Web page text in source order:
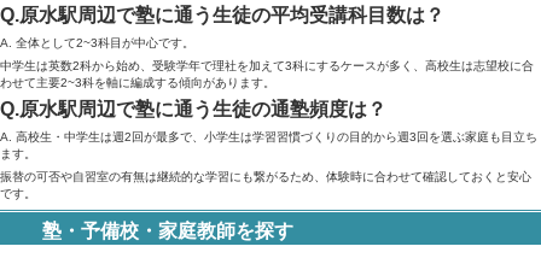
Q.原水駅周辺で塾に通う生徒の平均受講科目数は？
A. 全体として2~3科目が中心です。
中学生は英数2科から始め、受験学年で理社を加えて3科にするケースが多く、高校生は志望校に合
わせて主要2~3科を軸に編成する傾向があります。
Q.原水駅周辺で塾に通う生徒の通塾頻度は？
A. 高校生・中学生は週2回が最多で、小学生は学習習慣づくりの目的から週3回を選ぶ家庭も目立ち
ます。
振替の可否や自習室の有無は継続的な学習にも繋がるため、体験時に合わせて確認しておくと安心
です。
塾・予備校・家庭教師を探す